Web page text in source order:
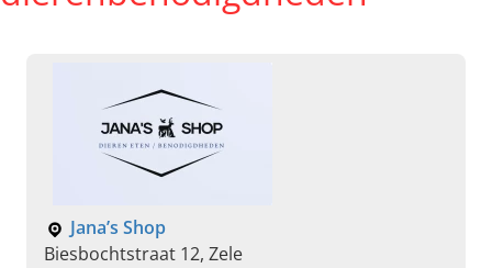
Jana’s Shop
Biesbochtstraat 12, Zele